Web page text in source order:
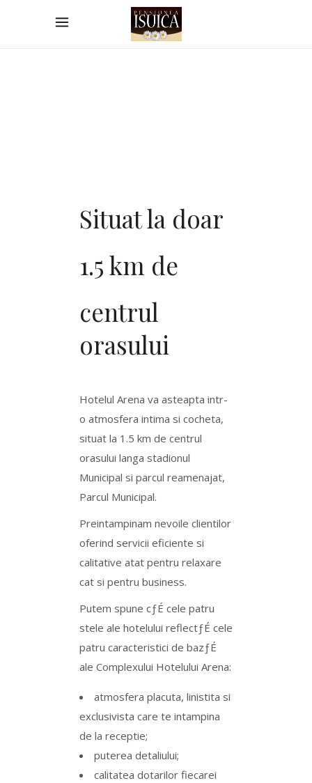
Situat la doar
1.5 km de
centrul
orasului
Hotelul Arena va asteapta intr-
o atmosfera intima si cocheta,
situat la 1.5 km de centrul
orasului langa stadionul
Municipal si parcul reamenajat,
Parcul Municipal.
Preintampinam nevoile clientilor
oferind servicii eficiente si
calitative atat pentru relaxare
cat si pentru business.
Putem spune cƒÉ cele patru
stele ale hotelului reflectƒÉ cele
patru caracteristici de bazƒÉ
ale Complexului Hotelului Arena:
atmosfera placuta, linistita si
exclusivista care te intampina
de la receptie;
puterea detaliului;
calitatea dotarilor fiecarei